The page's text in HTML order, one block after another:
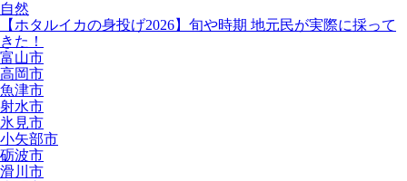
自然
【ホタルイカの身投げ2026】旬や時期 地元民が実際に採って
きた！
富山市
高岡市
魚津市
射水市
氷見市
小矢部市
砺波市
滑川市